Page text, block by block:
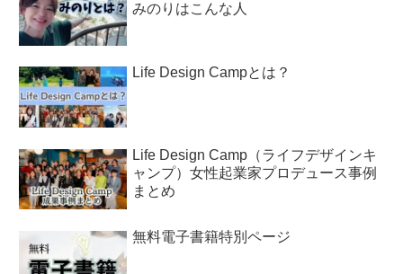
みのりはこんな人
Life Design Campとは？
Life Design Camp（ライフデザインキ
ャンプ）女性起業家プロデュース事例
まとめ
無料電子書籍特別ページ